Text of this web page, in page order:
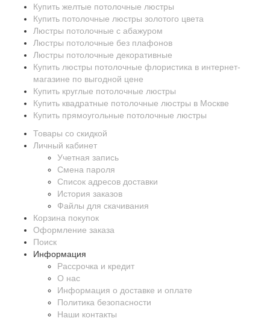
Купить желтые потолочные люстры
Купить потолочные люстры золотого цвета
Люстры потолочные с абажуром
Люстры потолочные без плафонов
Люстры потолочные декоративные
Купить люстры потолочные флористика в интернет-
магазине по выгодной цене
Купить круглые потолочные люстры
Купить квадратные потолочные люстры в Москве
Купить прямоугольные потолочные люстры
Товары со скидкой
Личный кабинет
Учетная запись
Смена пароля
Список адресов доставки
История заказов
Файлы для скачивания
Корзина покупок
Оформление заказа
Поиск
Информация
Рассрочка и кредит
О нас
Информация о доставке и оплате
Политика безопасности
Наши контакты